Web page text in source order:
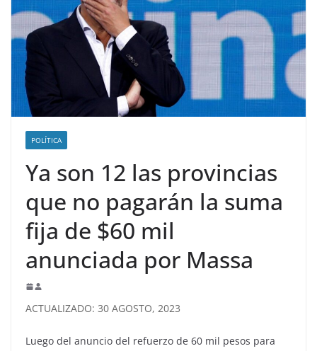
POLÍTICA
Ya son 12 las provincias
que no pagarán la suma
fija de $60 mil
anunciada por Massa
ACTUALIZADO: 30 AGOSTO, 2023
Luego del anuncio del refuerzo de 60 mil pesos para